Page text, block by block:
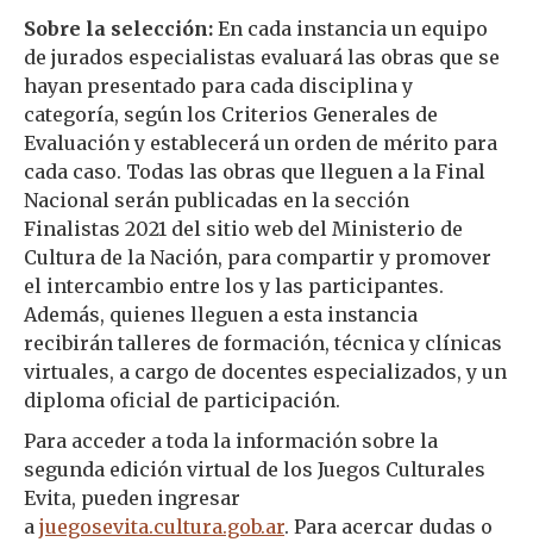
Sobre la selección: En cada instancia un equipo
de jurados especialistas evaluará las obras que se
hayan presentado para cada disciplina y
categoría, según los Criterios Generales de
Evaluación y establecerá un orden de mérito para
cada caso. Todas las obras que lleguen a la Final
Nacional serán publicadas en la sección
Finalistas 2021 del sitio web del Ministerio de
Cultura de la Nación, para compartir y promover
el intercambio entre los y las participantes.
Además, quienes lleguen a esta instancia
recibirán talleres de formación, técnica y clínicas
virtuales, a cargo de docentes especializados, y un
diploma oficial de participación.
Para acceder a toda la información sobre la
segunda edición virtual de los Juegos Culturales
Evita, pueden ingresar
a juegosevita.cultura.gob.ar. Para acercar dudas o